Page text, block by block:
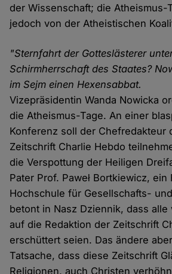
der Wissenschaft; die Atheismus-
jedoch von der Atheistischen
"Sternfahrt der Gotteslästerer
Schirmherrschaft des Staates?
im Sejm einen Hexensabbat.
Vizepräsidentin Wanda Nowicka
die Atheismus-Tage. An einer
Konferenz soll der Chefredakteur
Zeitschrift Charlie Hebdo
die Verspottung der Heiligen
Pater Prof. Paweł Bortkiewicz, ein
Hochschule für Gesellschafts-
betont in Nasz Dziennik, dass alle
auf die Redaktion der Zeitschrift
erschüttert seien. Das ändere
Tatsache, dass diese Zeitschrift
Religionen, auch Christen